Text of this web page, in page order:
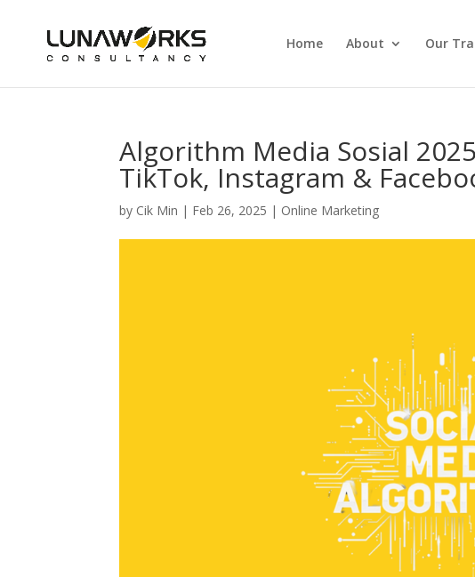
Home About Our
Algorithm Media Sosial
TikTok, Instagram &
by Cik Min | Feb 26, 2025 | Online Marketing